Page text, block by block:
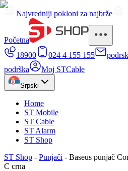
Najvredniji pokloni za najbrže
Početna
18900
024 4 155 155
podrška
Moj STCable
Srpski
Home
ST Mobile
ST Cable
ST Alarm
ST Shop
ST Shop - Punjači - Baseus punjač
C crna